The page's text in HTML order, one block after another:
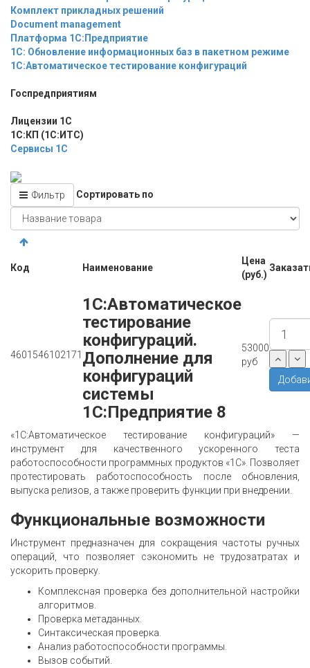
Комплект прикладных решений
Document management
Платформа 1С:Предприятие
1С: Обновление информационных баз в пакетном режиме
1С:Автоматическое тестирование конфигураций
Госпредприятиям
Лицензии 1С
1С:КП (1С:ИТС)
Сервисы 1С
Фильтр Сортировать по
Код Наименование
Цена
(руб.)
4601546102171
1С:Автоматическое
тестирование
конфигураций.
Дополнение для
конфигураций
системы
1С:Предприятие 8
53000
руб
«1С:Автоматическое тестирование конфигураций» —
инструмент для качественного ускоренного теста
работоспособности программных продуктов «1С». Позволяет
протестировать работоспособность после обновления,
выпуска релизов, а также проверить функции при внедрении.
Функциональные возможности
Инструмент предназначен для сокращения частоты ручных
операций, что позволяет сэкономить не трудозатратах и
ускорить проверку.
Комплексная проверка без дополнительной настройки
алгоритмов.
Проверка метаданных.
Синтаксическая проверка.
Анализ работоспособности программы.
Вызов событий.